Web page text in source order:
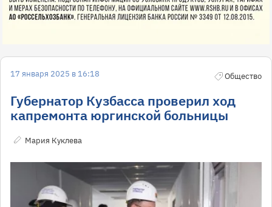
17 января 2025 в 16:18 Общество
Губернатор Кузбасса проверил ход
капремонта юргинской больницы
Мария Куклева